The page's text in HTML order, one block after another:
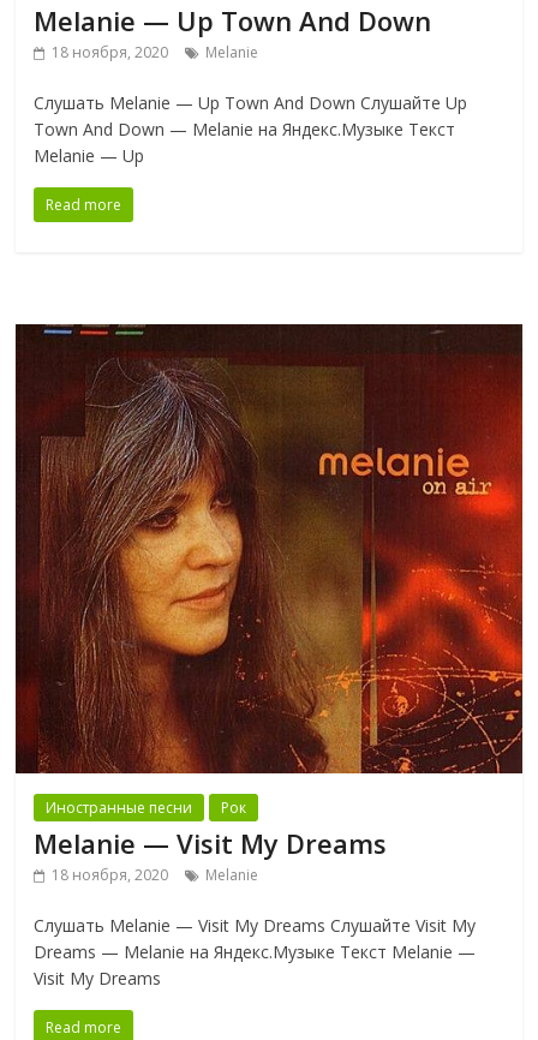
Melanie — Up Town And Down
18 ноября, 2020 Melanie
Слушать Melanie — Up Town And Down Слушайте Up
Town And Down — Melanie на Яндекс.Музыке Текст
Melanie — Up
Read more
Иностранные песни Рок
Melanie — Visit My Dreams
18 ноября, 2020 Melanie
Слушать Melanie — Visit My Dreams Слушайте Visit My
Dreams — Melanie на Яндекс.Музыке Текст Melanie —
Visit My Dreams
Read more